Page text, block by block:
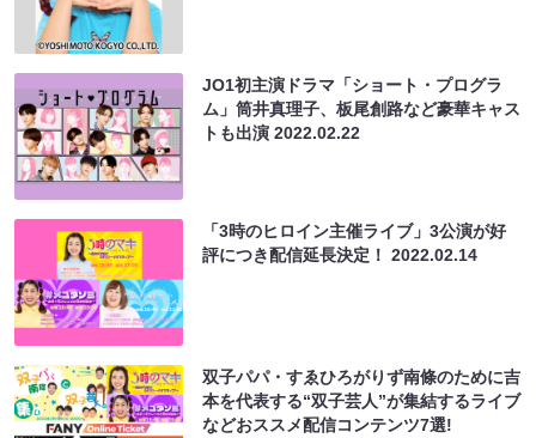
JO1初主演ドラマ「ショート・プログラ
ム」筒井真理子、板尾創路など豪華キャス
トも出演2022.02.22
「3時のヒロイン主催ライブ」3公演が好
評につき配信延長決定！2022.02.14
双子パパ・すゑひろがりず南條のために吉
本を代表する“双子芸人”が集結するライブ
などおススメ配信コンテンツ7選!